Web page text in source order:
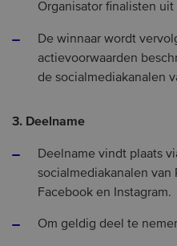
Organisator finalisten
De winnaar wordt
actievoorwaarden
de socialmediakanalen
3. Deelname
Deelname vindt plaats
socialmediakanalen van
Facebook en Instagram.
Om geldig deel te